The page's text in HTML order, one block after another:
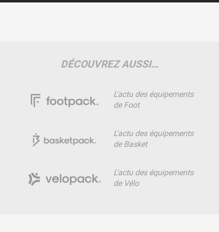
DÉCOUVREZ AUSSI…
L'actu des équipements
de Foot
L'actu des équipements
de Basket
L'actu des équipements
de Vélo